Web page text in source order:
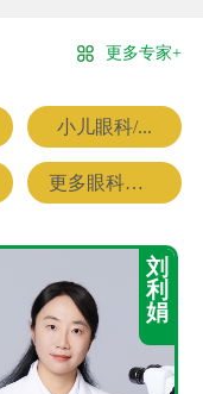
更多专家+
小儿眼科/...
更多眼科专家
刘
利
娟